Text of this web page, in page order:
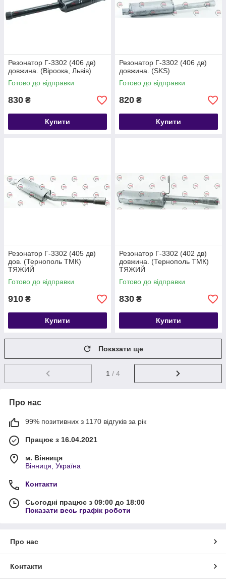
Резонатор Г-3302 (406 дв)
довжина. (Віроока, Львів)
Готово до відправки
830 ₴
Купити
Резонатор Г-3302 (406 дв)
довжина. (SKS)
Готово до відправки
820 ₴
Купити
Резонатор Г-3302 (405 дв)
дов. (Тернополь ТМК)
ТЯЖИЙ
Готово до відправки
910 ₴
Купити
Резонатор Г-3302 (402 дв)
довжина. (Тернополь ТМК)
ТЯЖИЙ
Готово до відправки
830 ₴
Купити
Показати ще
1 / 4
Про нас
99% позитивних з 1170 відгуків за рік
Працює з 16.04.2021
м. Вінниця
Вінниця, Україна
Контакти
Сьогодні працює з 09:00 до 18:00
Показати весь графік роботи
Про нас
Контакти